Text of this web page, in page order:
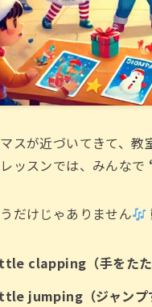
スが近づいてきて、
ッスンでは、みんなで
だけじゃありません
clapping（手をたた
jumping（ジャンプ